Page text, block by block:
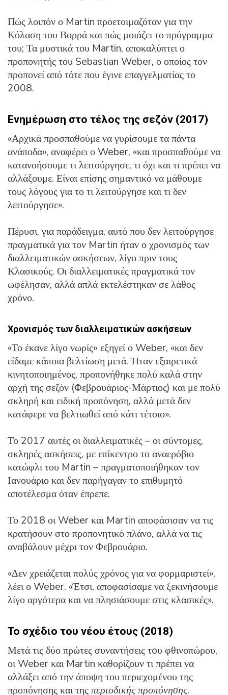
Πώς λοιπόν ο Martin προετοιμαζόταν για την
Κόλαση του Βορρά και πώς μοιάζει το πρόγραμμα
του; Τα μυστικά του Martin, αποκαλύπτει ο
προπονητής του Sebastian Weber, ο οποίος τον
προπονεί από τότε που έγινε επαγγελματίας το
2008.
Ενημέρωση στο τέλος της σεζόν (2017)
«Αρχικά προσπαθούμε να γυρίσουμε τα πάντα
ανάποδα», αναφέρει ο Weber, «και προσπαθούμε να
κατανοήσουμε τι λειτούργησε, τι όχι και τι πρέπει να
αλλάξουμε. Είναι επίσης σημαντικό να μάθουμε
τους λόγους για το τι λειτούργησε και τι δεν
λειτούργησε».
Πέρυσι, για παράδειγμα, αυτό που δεν λειτούργησε
πραγματικά για τον Martin ήταν ο χρονισμός των
διαλλειματικών ασκήσεων, λίγο πριν τους
Κλασικούς. Οι διαλλειματικές πραγματικά τον
ωφέλησαν, αλλά απλά εκτελέστηκαν σε λάθος
χρόνο.
Χρονισμός των διαλλειματικών ασκήσεων
«Το έκανε λίγο νωρίς» εξηγεί ο Weber, «και δεν
είδαμε κάποια βελτίωση μετά. Ήταν εξαιρετικά
κινητοποιημένος, προπονήθηκε πολύ καλά στην
αρχή της σεζόν (Φεβρουάριος-Μάρτιος) και με πολύ
σκληρή και ειδική προπόνηση, αλλά μετά δεν
κατάφερε να βελτιωθεί από κάτι τέτοιο».
Το 2017 αυτές οι διαλλειματικές – οι σύντομες,
σκληρές ασκήσεις, με επίκεντρο το αναερόβιο
κατώφλι του Martin – πραγματοποιήθηκαν τον
Ιανουάριο και δεν παρήγαγαν το επιθυμητό
αποτέλεσμα όταν έπρεπε.
Το 2018 οι Weber και Martin αποφάσισαν να τις
κρατήσουν στο προπονητικό πλάνο, αλλά να τις
αναβάλουν μέχρι τον Φεβρουάριο.
«Δεν χρειάζεται πολύς χρόνος για να φορμαριστεί»,
λέει ο Weber. «Έτσι, αποφασίσαμε να ξεκινήσουμε
λίγο αργότερα και να πλησιάσουμε στις κλασικές».
Το σχέδιο του νέου έτους (2018)
Μετά τις δύο πρώτες συναντήσεις τoυ φθινοπώρου,
οι Weber και Martin καθορίζουν τι πρέπει να
αλλάξει από την άποψη του περιεχομένου της
προπόνησης και τηςπεριοδικής προπόνησης.